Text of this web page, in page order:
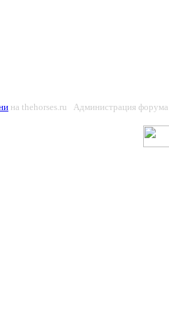
на thehorses.ru Администрация форума